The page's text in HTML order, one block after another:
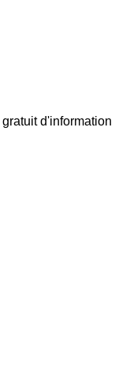
d'information